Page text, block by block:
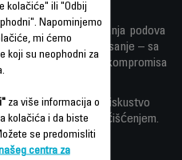
aktivnog brisanja podova
i veoma brzo brisanje – sa
za rezultate bez kompromisa
put.
za veoma lagano iskustvo
vaše potrebe za čišćenjem.
kolačiće" ili "Odbij
Napominjemo
mi ćemo
koji su neophodni za
za više informacija o
kolačića i da biste
se predomisliti
centra za